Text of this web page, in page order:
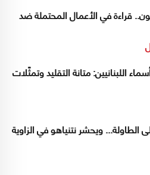
قراءة في الأعمال المحتملة ضد
اللبنانيين: متانة التقليد وتمثّلات
الطاولة... ويحشر نتنياهو في الزاوية